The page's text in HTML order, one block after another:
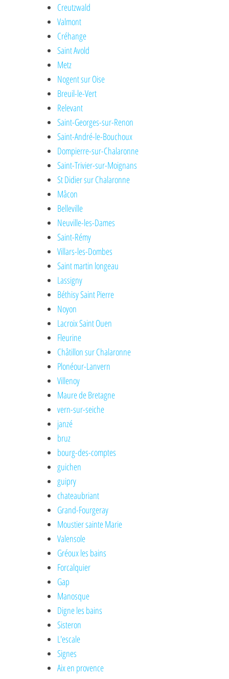
Creutzwald
Valmont
Créhange
Saint Avold
Metz
Nogent sur Oise
Breuil-le-Vert
Relevant
Saint-Georges-sur-Renon
Saint-André-le-Bouchoux
Dompierre-sur-Chalaronne
Saint-Trivier-sur-Moignans
St Didier sur Chalaronne
Mâcon
Belleville
Neuville-les-Dames
Saint-Rémy
Villars-les-Dombes
Saint martin longeau
Lassigny
Béthisy Saint Pierre
Noyon
Lacroix Saint Ouen
Fleurine
Châtillon sur Chalaronne
Plonéour-Lanvern
Villenoy
Maure de Bretagne
vern-sur-seiche
janzé
bruz
bourg-des-comptes
guichen
guipry
chateaubriant
Grand-Fourgeray
Moustier sainte Marie
Valensole
Gréoux les bains
Forcalquier
Gap
Manosque
Digne les bains
Sisteron
L'escale
Signes
Aix en provence